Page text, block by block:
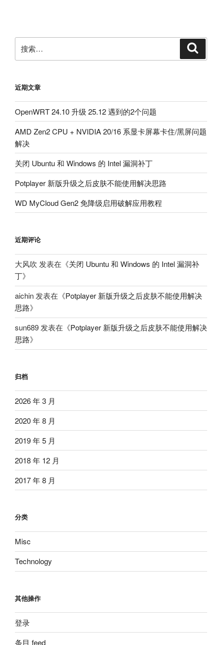
索：
近期文章
OpenWRT 24.10 升级 25.12 遇到的2个问题
AMD Zen2 CPU + NVIDIA 20/16 系显卡屏幕卡住/黑屏问题
解决
关闭 Ubuntu 和 Windows 的 Intel 漏洞补丁
Potplayer 新版升级之后皮肤不能使用解决思路
WD MyCloud Gen2 免降级启用破解应用教程
近期评论
大风吹 发表在《关闭 Ubuntu 和 Windows 的 Intel 漏洞补
丁》
aichin 发表在《Potplayer 新版升级之后皮肤不能使用解决
思路》
sun689 发表在《Potplayer 新版升级之后皮肤不能使用解决
思路》
归档
2026 年 3 月
2020 年 8 月
2019 年 5 月
2018 年 12 月
2017 年 8 月
分类
Misc
Technology
其他操作
登录
条目 feed